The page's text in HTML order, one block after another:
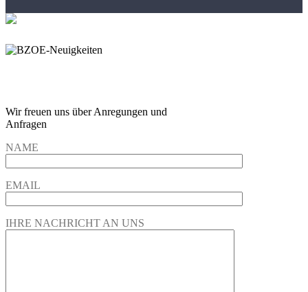
Wir freuen uns über Anregungen und
Anfragen
NAME
EMAIL
IHRE NACHRICHT AN UNS